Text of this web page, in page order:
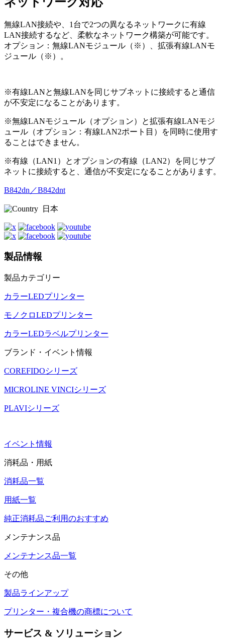
無線LAN接続や、1台で2つの異なるネットワークに有線
LAN接続するなど、柔軟なネットワーク構築が可能です。
オプション：無線LANモジュール（※）、拡張有線LANモ
ジュール（※）。
※有線LANと無線LANを同じサブネットに接続すると通信
が不安定になることがあります。
※無線LANモジュール（オプション）と拡張有線LANモジ
ュール（オプション：有線LAN2ポート目）を同時に使用す
ることはできません。
※有線（LAN1）とオプションの有線（LAN2）を同じサブ
ネットに接続すると、通信が不安定になることがあります。
B842dn／B842dnt
日本
製品情報
製品カテゴリー
カラーLEDプリンター
モノクロLEDプリンター
カラーLEDラベルプリンター
ブランド・イベント情報
COREFIDOシリーズ
MICROLINE VINCIシリーズ
PLAVIシリーズ
イベント情報
消耗品・用紙
消耗品一覧
用紙一覧
純正消耗品ご利用のおすすめ
メンテナンス品
メンテナンス品一覧
その他
製品ラインアップ
プリンター・複合機の商標について
サービス & ソリューション